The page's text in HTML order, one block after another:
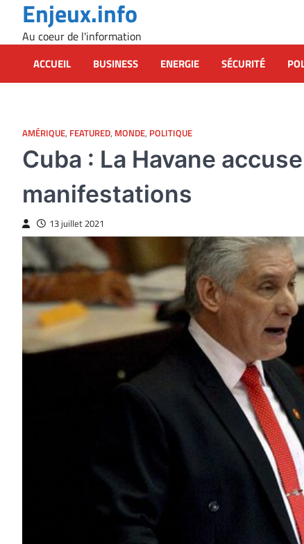
content
Enjeux.info
Au coeur de l'information
ACCUEIL BUSINESS ENERGIE SÉCURITÉ
AMÉRIQUE, FEATURED, MONDE, POLITIQUE
Cuba : La Havane
manifestations
13 juillet 2021